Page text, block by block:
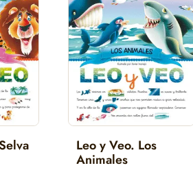
Leo y Veo. Los
Animales